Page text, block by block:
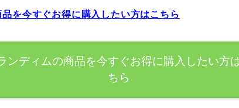
を今すぐお得に購入したい方はこちら
ンディムの商品を今すぐお得に購入したい方
ちら